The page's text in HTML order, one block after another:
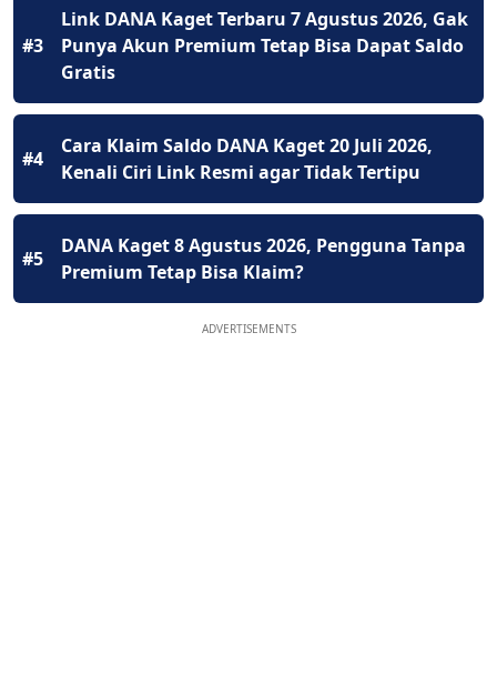
#3
Link DANA Kaget Terbaru 7 Agustus 2026, Gak
Punya Akun Premium Tetap Bisa Dapat Saldo
Gratis
#4
Cara Klaim Saldo DANA Kaget 20 Juli 2026,
Kenali Ciri Link Resmi agar Tidak Tertipu
#5
DANA Kaget 8 Agustus 2026, Pengguna Tanpa
Premium Tetap Bisa Klaim?
ADVERTISEMENTS